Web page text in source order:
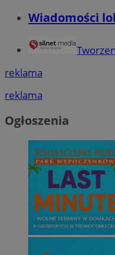
Wiadomości
reklama
reklama
Ogłoszenia